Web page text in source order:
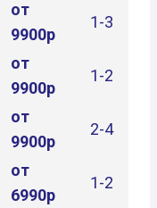
от
9900р
1-3
от
9900р
1-2
от
9900р
2-4
от
6990р
1-2